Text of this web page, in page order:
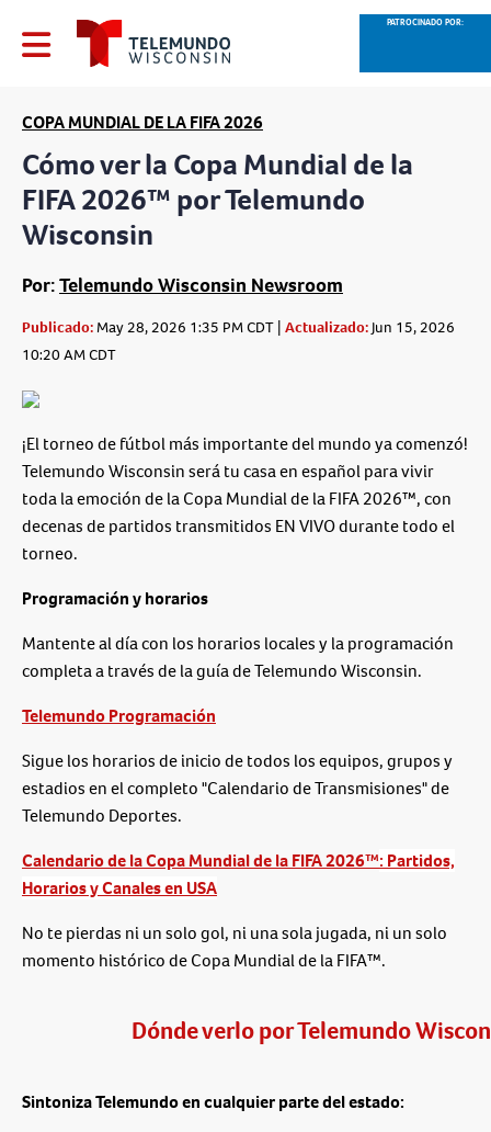
PATROCINADO POR:
COPA MUNDIAL DE LA FIFA 2026
Cómo ver la Copa Mundial de la
FIFA 2026™ por Telemundo
Wisconsin
Por:Telemundo Wisconsin Newsroom
Publicado: May 28, 2026 1:35 PM CDT | Actualizado:Jun 15, 2026
10:20 AM CDT
¡El torneo de fútbol más importante del mundo ya comenzó!
Telemundo Wisconsin será tu casa en español para vivir
toda la emoción de la Copa Mundial de la FIFA 2026™, con
decenas de partidos transmitidos EN VIVO durante todo el
torneo.
Programación y horarios
Mantente al día con los horarios locales y la programación
completa a través de la guía de Telemundo Wisconsin.
Telemundo Programación
Sigue los horarios de inicio de todos los equipos, grupos y
estadios en el completo "Calendario de Transmisiones" de
Telemundo Deportes.
Calendario de la Copa Mundial de la FIFA 2026™: Partidos,
Horarios y Canales en USA
No te pierdas ni un solo gol, ni una sola jugada, ni un solo
momento histórico de Copa Mundial de la FIFA™.
Dónde verlo por Telemundo
Sintoniza Telemundo en cualquier parte del estado: